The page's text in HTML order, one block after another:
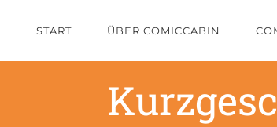
START ÜBER COMICCABIN